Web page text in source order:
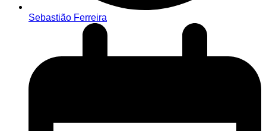
Sebastião Ferreira